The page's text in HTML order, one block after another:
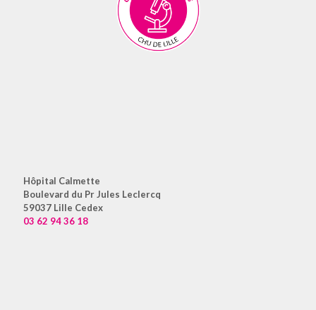
Hôpital Calmette
Boulevard du Pr Jules Leclercq
59037 Lille Cedex
03 62 94 36 18